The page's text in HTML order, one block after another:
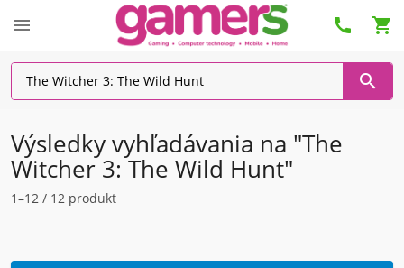
  

Výsledky vyhľadávania na "The
Witcher 3: The Wild Hunt"
1–12 / 12 produkt